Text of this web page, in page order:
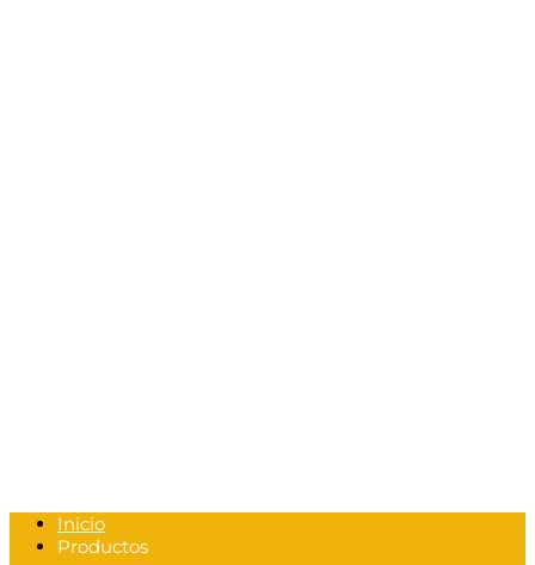
Inicio
Productos